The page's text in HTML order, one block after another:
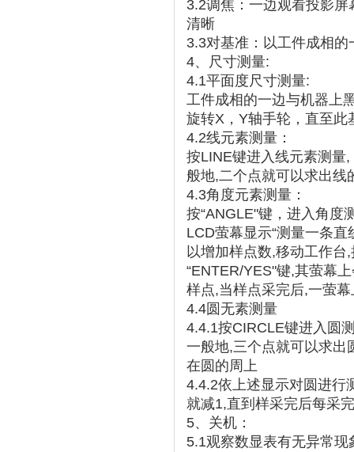
3.2调焦：一边观看投影
清晰
3.3对基准：以工件成相
4、尺寸测量:
4.1平面度尺寸测量:
工件成相的一边与机器上
旋转X，Y轴手轮，直至
4.2线元素测量：
按LINE键进入线元素测量
般地,二个点就可以求出线
4.3角度元素测量：
按“ANGLE"键，进入角度
LCD萤幕显示“测量一条
以增加样点数,移动工作
“ENTER/YES"键,其萤幕
样点,当样点采完后,一萤
4.4圆无素测量
4.4.1按CIRCLE键进入圆
一般地,三个点就可以求出
在圆的周上
4.4.2依上述显示对圆进行
就减1,直到样采完后每采
5、关机：
5.1观察数显表有无异常